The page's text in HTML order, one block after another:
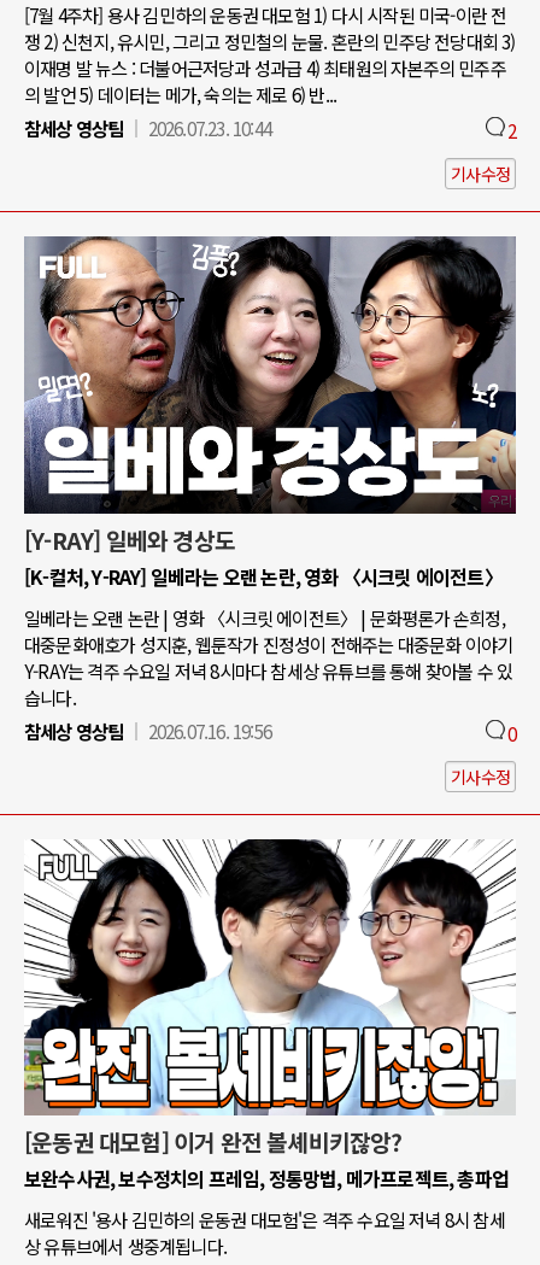
[7월 4주차] 용사 김민하의 운동권 대모험 1) 다시 시작된 미국-이란 전
쟁 2) 신천지, 유시민, 그리고 정민철의 눈물. 혼란의 민주당 전당대회 3)
이재명 발 뉴스 : 더불어근저당과 성과급 4) 최태원의 자본주의 민주주
의 발언 5) 데이터는 메가, 숙의는 제로 6) 반...
참세상 영상팀
2026.07.23. 10:44 2
기사수정
[Y-RAY] 일베와 경상도
[K-컬처, Y-RAY] 일베라는 오랜 논란, 영화 〈시크릿 에이전트〉
일베라는 오랜 논란 | 영화 〈시크릿 에이전트〉 | 문화평론가 손희정,
대중문화애호가 성지훈, 웹툰작가 진정성이 전해주는 대중문화 이야기
Y-RAY는 격주 수요일 저녁 8시마다 참세상 유튜브를 통해 찾아볼 수 있
습니다.
참세상 영상팀
2026.07.16. 19:56 0
기사수정
[운동권 대모험] 이거 완전 볼셰비키잖앙?
보완수사권, 보수정치의 프레임, 정통망법, 메가프로젝트, 총파업
새로워진 '용사 김민하의 운동권 대모험'은 격주 수요일 저녁 8시 참세
상 유튜브에서 생중계됩니다.